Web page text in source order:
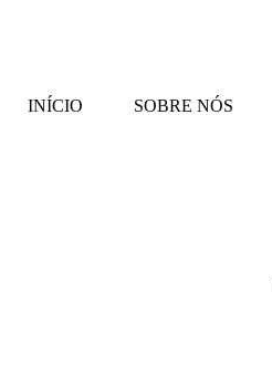
INÍCIO SOBRE NÓS